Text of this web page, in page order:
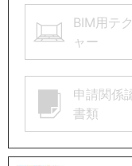
BIM用テ
ャー
申請関係
書類